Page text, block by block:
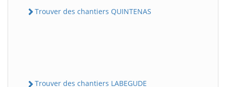
Trouver des chantiers QUINTENAS
Trouver des chantiers LABEGUDE